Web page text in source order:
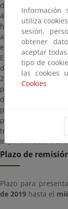
de esta
4ªplanta, Oviedo)
horas, plazo
alegaciones que
encuentra en el
En virtud de lo
de la Ley 22/
25/2009, de 22 de
para su
de servicios y su
pública se
público marítimo-
tramitará,
imparcialidad,
Plazo de
Plazo para
de 2019 hasta el
Información
utiliza
sesión,
obtener
aceptar
tipo de
las cookies
Cookies